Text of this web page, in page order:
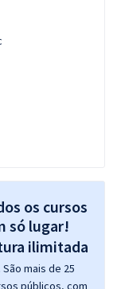
os cursos
só lugar!
mais de 25
públicos, com